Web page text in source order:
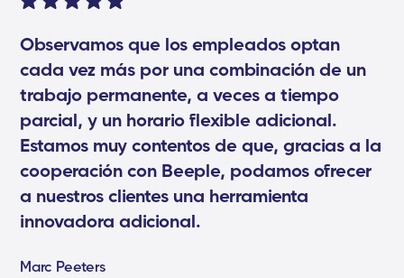
Observamos que los empleados optan
cada vez más por una combinación de un
trabajo permanente, a veces a tiempo
parcial, y un horario flexible adicional.
Estamos muy contentos de que, gracias a la
cooperación con Beeple, podamos ofrecer
a nuestros clientes una herramienta
innovadora adicional.
Marc Peeters